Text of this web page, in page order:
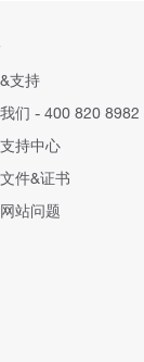
支持
们 - 400 820 8982
持中心
件&证书
站问题